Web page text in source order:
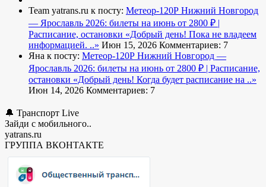
Team yatrans.ru к посту: Метеор-120Р Нижний Новгород
— Ярославль 2026: билеты на июнь от 2800 ₽ |
Расписание, остановки «Добрый день! Пока не владеем
информацией. ..» Июн 15, 2026 Комментариев: 7
Яна к посту: Метеор-120Р Нижний Новгород —
Ярославль 2026: билеты на июнь от 2800 ₽ | Расписание,
остановки «Добрый день! Когда будет расписание на ..»
Июн 14, 2026 Комментариев: 7
🔔 Транспорт Live
Зайди с мобильного..
yatrans.ru
ГРУППА ВКОНТАКТЕ